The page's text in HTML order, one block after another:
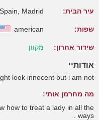
עיר הבית: Spain, Madrid
שפות: american
שידור אחרון: מקוון
אודותיי
look innocent but i am not .
מה מחרמן אותי:
how to treat a lady in all the
ways .